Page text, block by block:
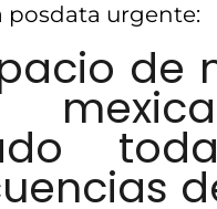
posdata urgente:
de